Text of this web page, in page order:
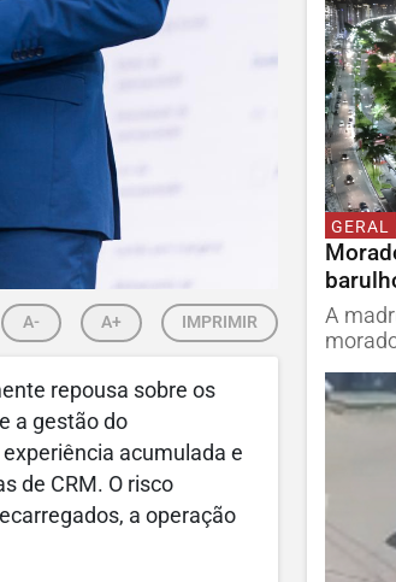
A- A+ IMPRIMIR
repousa sobre os
a gestão do
acumulada e
de CRM. O risco
a operação
GERAL
A